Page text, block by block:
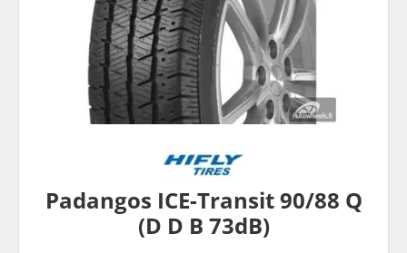
Padangos ICE-Transit 90/88 Q
(D D B 73dB)